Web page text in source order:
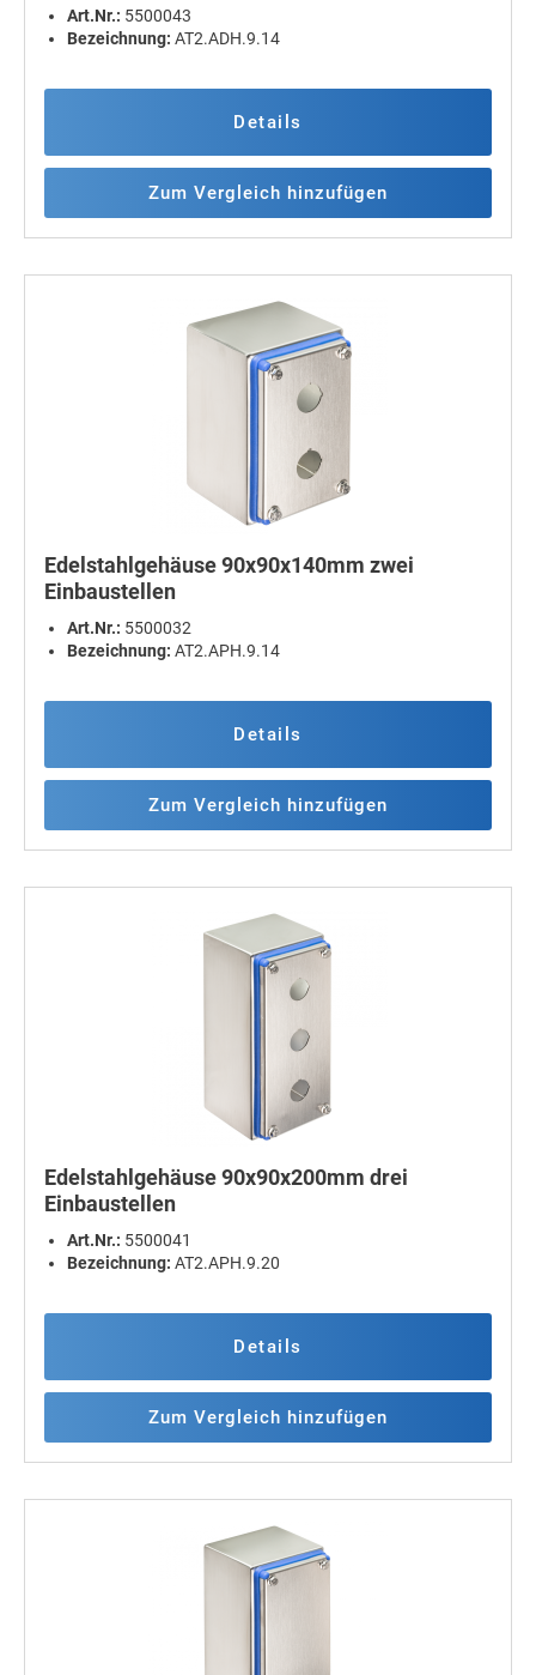
Art.Nr.: 5500043
Bezeichnung: AT2.ADH.9.14
Details
Zum Vergleich hinzufügen
Edelstahlgehäuse 90x90x140mm zwei
Einbaustellen
Art.Nr.: 5500032
Bezeichnung: AT2.APH.9.14
Details
Zum Vergleich hinzufügen
Edelstahlgehäuse 90x90x200mm drei
Einbaustellen
Art.Nr.: 5500041
Bezeichnung: AT2.APH.9.20
Details
Zum Vergleich hinzufügen